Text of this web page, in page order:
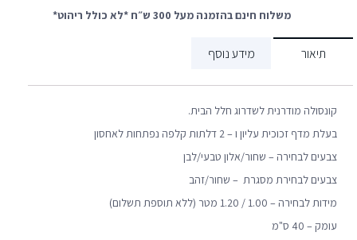
משלוח חינם בהזמנה מעל 300 ש״ח *לא כולל ריהוט*
תיאור מידע נוסף
קונסולה מודרנית לשדרוג חלל הבית.
בעלת מדף זכוכית עליון ו – 2 דלתות קלפה נפתחות לאחסון
צבעים לבחירה – שחור/אלון טבעי/לבן
צבעים לבחירת מסגרת – שחור/זהב
מידות לבחירה – 1.00 / 1.20 מטר (ללא תוספת תשלום)
עומק – 40 ס"מ